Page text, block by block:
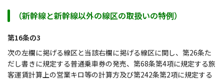
（新幹線と新幹線以外の線区の取扱いの特例）
第16条の3
次の左欄に掲げる線区と当該右欄に掲げる線区に関し、第26条た
だし書きに規定する普通乗車券の発売、第68条第4項に規定する旅
客運賃計算上の営業キロ等の計算方及び第242条第2項に規定する